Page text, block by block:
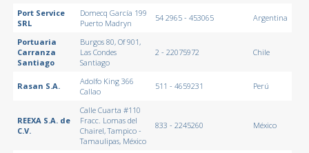
Port Service
SRL
Domecq García 199
Puerto Madryn
54 2965 - 453065 Argentina
Portuaria
Carranza
Santiago
Burgos 80, Of 901,
Las Condes
Santiago
2 - 22075972 Chile
Rasan S.A.
Adolfo King 366
Callao
511 - 4659231 Perú
REEXA S.A. de
C.V.
Calle Cuarta #110
Fracc. Lomas del
Chairel, Tampico -
Tamaulipas, México
833 - 2245260 México